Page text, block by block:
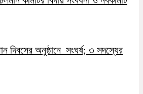
দিবসের অনুষ্ঠানে সংঘর্ষ; ৩ সদস্যের